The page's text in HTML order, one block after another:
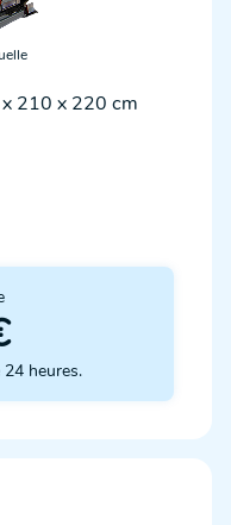
210 x 220 cm
heures.